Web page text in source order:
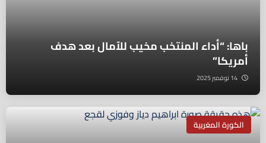
باها: “أداء المنتخب مخيب للآمال بعد هدف
أمريكا”
الكورة المغربية